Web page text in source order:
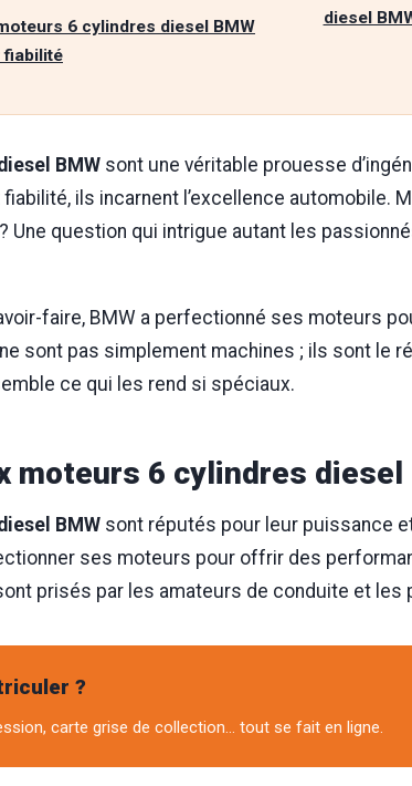
6 cylindres diesel BMW
fiabilité
diesel
BMW sont une véritable prouesse
ils incarnent l’excellence automobile.
Une question qui intrigue autant les
faire, BMW a perfectionné ses moteurs
sont pas simplement machines ; ils sont le
ce qui les rend si spéciaux.
moteurs 6 cylindres diesel
BMW sont réputés pour leur puissance
ses moteurs pour offrir des
prisés par les amateurs de conduite et les
?
carte grise de collection… tout se fait en ligne.